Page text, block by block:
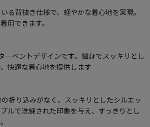
る背抜き仕様で、軽やかな着心地を実現。
用できます。
ーベントデザインです。細身でスッキリとし
快適な着心地を提供します
折り込みがなく、スッキリとしたシルエッ
ルで洗練された印象を与え、すっきりとし